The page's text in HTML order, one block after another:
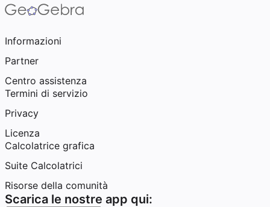
Informazioni
Partner
Centro assistenza
Termini di servizio
Privacy
Licenza
Calcolatrice grafica
Suite Calcolatrici
Risorse della comunità
Scarica le nostre app qui: